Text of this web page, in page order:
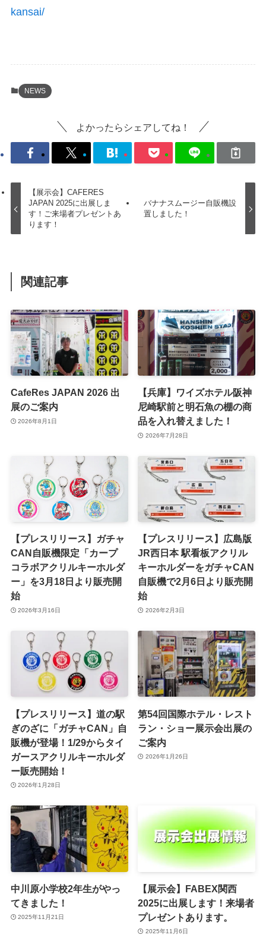
kansai/
NEWS
よかったらシェアしてね！
【展示会】CAFERES
JAPAN 2025に出展しま
す！ご来場者プレゼントあ
ります！
バナナスムージー自販機設
置しました！
関連記事
CafeRes JAPAN 2026 出
展のご案内
2026年8月1日
【兵庫】ワイズホテル阪神
尼崎駅前と明石魚の棚の商
品を入れ替えました！
2026年7月28日
【プレスリリース】ガチャ
CAN自販機限定「カープ
コラボアクリルキーホルダ
ー」を3月18日より販売開
始
2026年3月16日
【プレスリリース】広島版
JR西日本 駅看板アクリル
キーホルダーをガチャCAN
自販機で2月6日より販売開
始
2026年2月3日
【プレスリリース】道の駅
ぎのざに「ガチャCAN」自
販機が登場！1/29からタイ
ガースアクリルキーホルダ
ー販売開始！
2026年1月28日
第54回国際ホテル・レスト
ラン・ショー展示会出展の
ご案内
2026年1月26日
中川原小学校2年生がやっ
てきました！
2025年11月21日
【展示会】FABEX関西
2025に出展します！来場者
プレゼントあります。
2025年11月6日